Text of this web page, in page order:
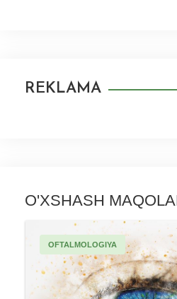
REKLAMA
O'XSHASH
OFTALMOLOGIYA